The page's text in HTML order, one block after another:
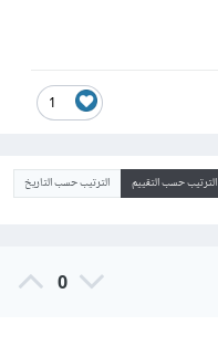
1
الترتيب حسب التقييم الترتيب حسب التاريخ
0